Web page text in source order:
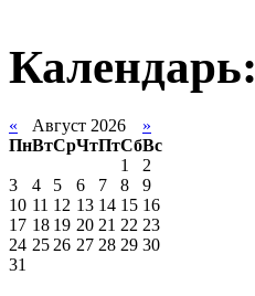
Календарь:
« Август 2026
»
ПнВтСрЧтПтСбВс
1
2
3
4 5 6 7 8
9
10 11 12 13 14 15 16
17 18 19 20 21 22 23
24 25 26 27 28 29 30
31